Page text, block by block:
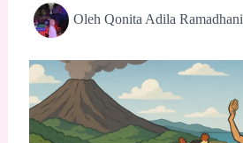
Oleh Qonita Adila Ramadhani